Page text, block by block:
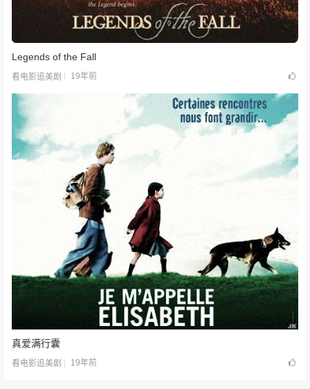
Legends of the Fall
看电影追美剧 19年前
真爱满行囊
看电影追美剧 19年前